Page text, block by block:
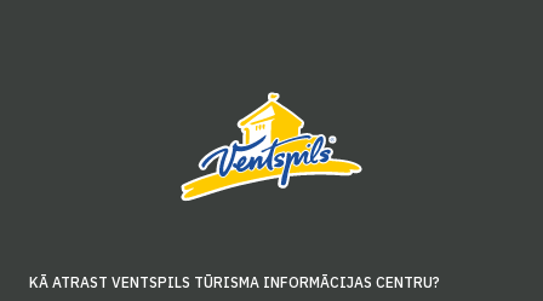
KĀ ATRAST VENTSPILS TŪRISMA INFORMĀCIJAS CENTRU?